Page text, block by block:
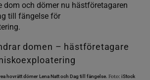
dom och dömer nu hästföretagaren
till fängelse för
hovrätt dömer Lena Natt och Dag till fängelse. Foto: iStock